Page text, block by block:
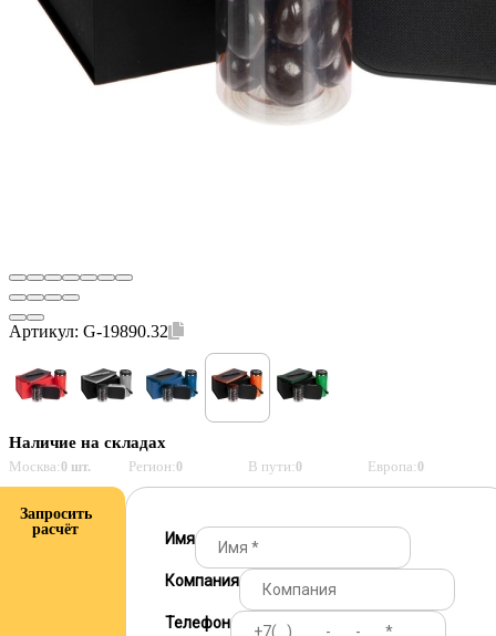
Артикул: G-19890.32
Наличие на складах
Москва:0 шт. Регион:0 В пути:0 Европа:0
Запросить
расчёт
Имя
Компания
Телефон